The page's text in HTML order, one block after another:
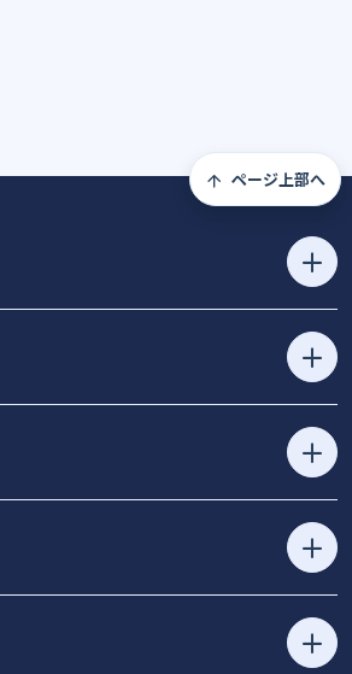
ページ上部へ